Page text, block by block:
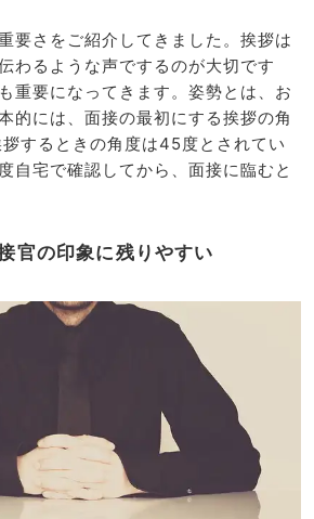
要さをご紹介してきました。挨拶は
わるような声でするのが大切です
重要になってきます。姿勢とは、お
的には、面接の最初にする挨拶の角
するときの角度は45度とされてい
自宅で確認してから、面接に臨むと
官の印象に残りやすい